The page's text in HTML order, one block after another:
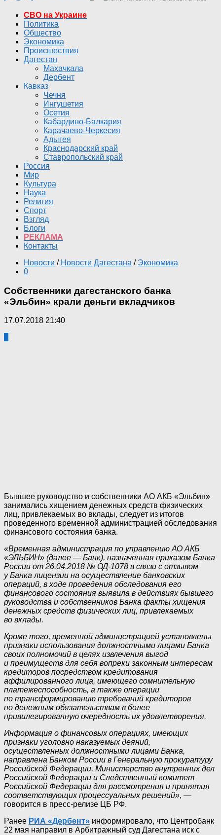
СВО на Украине
Политика
Общество
Экономика
Происшествия
Дагестан
Махачкала
Дербент
Кавказ
Чечня
Ингушетия
Осетия
Кабардино-Балкария
Карачаево-Черкесия
Адыгея
Краснодарский край
Ставропольский край
Россия
Мир
Культура
Наука
Религия
Спорт
Взгляд
Блоги
РЕКЛАМА
Контакты
Новости / Новости Дагестана / Экономика
0
Собственники дагестанского банка
«Эльбин» крали деньги вкладчиков
17.07.2018 21:40
Бывшее руководство и собственники АО АКБ «Эльбин»
занимались хищением денежных средств физических
лиц, привлекаемых во вклады, следует из итогов
проведенного временной администрацией обследования
финансового состояния банка.
«Временная администрация по управлению АО АКБ
«ЭЛЬБИН» (далее — Банк), назначенная приказом Банка
России от 26.04.2018 № ОД-1078 в связи с отзывом
у Банка лицензии на осуществление банковских
операций, в ходе проведения обследования его
финансового состояния выявила в действиях бывшего
руководства и собственников Банка факты хищения
денежных средств физических лиц, привлекаемых
во вклады.
Кроме того, временной администрацией установлены
признаки использования должностными лицами Банка
своих полномочий в целях извлечения выгод
и преимуществ для себя вопреки законным интересам
кредиторов посредством кредитования
аффилированного лица, имеющего сомнительную
платежеспособность, а также операции
по трансформированию требований кредиторов
по денежным обязательствам в более
привилегированную очередность их удовлетворения.
Информация о финансовых операциях, имеющих
признаки уголовно наказуемых деяний,
осуществленных должностными лицами Банка,
направлена Банком России в Генеральную прокуратуру
Российской Федерации, Министерство внутренних дел
Российской Федерации и Следственный комитет
Российской Федерации для рассмотрения и принятия
соответствующих процессуальных решений», —
говорится в пресс-релизе ЦБ РФ.
Ранее РИА «Дербент» информировало, что Центробанк
22 мая направил в Арбитражный суд Дагестана иск с